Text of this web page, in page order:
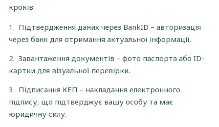
кроків:
Підтвердження даних через BankID – авторизація
через банк для отримання актуальної інформації.
Завантаження документів – фото паспорта або ID-
картки для візуальної перевірки.
Підписання КЕП – накладання електронного
підпису, що підтверджує вашу особу та має
юридичну силу.